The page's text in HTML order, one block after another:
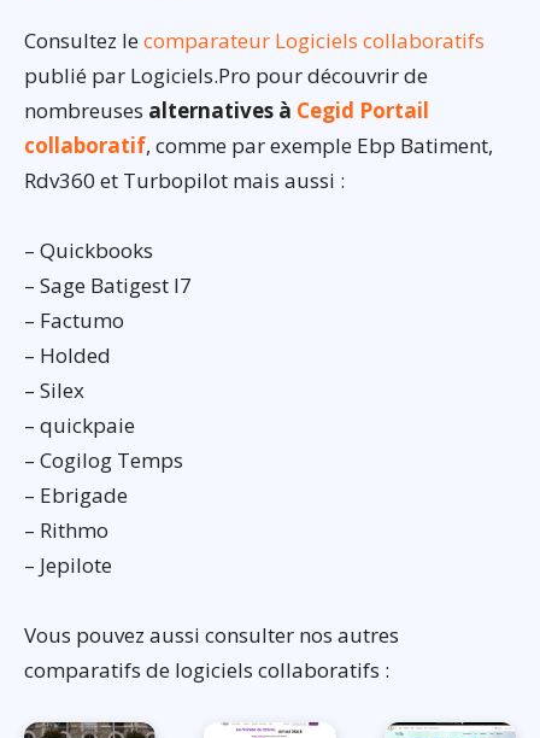
Consultez lecomparateur Logiciels collaboratifs
publié par Logiciels.Pro pour découvrir de
nombreuses alternatives à Cegid Portail
collaboratif, comme par exemple Ebp Batiment,
Rdv360 et Turbopilot mais aussi :
– Quickbooks
– Sage Batigest I7
– Factumo
– Holded
– Silex
– quickpaie
– Cogilog Temps
– Ebrigade
– Rithmo
– Jepilote
Vous pouvez aussi consulter nos autres
comparatifs de logiciels collaboratifs :